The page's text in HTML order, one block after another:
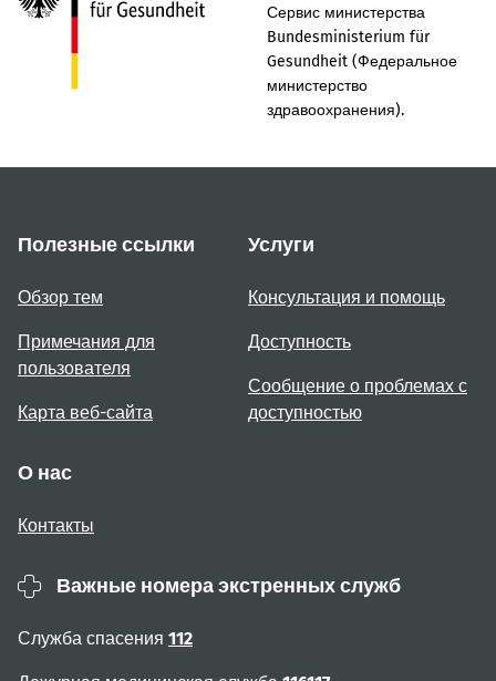
Сервис министерства
Bundesministerium für
Gesundheit (Федеральное
министерство
здравоохранения).
Полезные ссылки
Обзор тем
Примечания для
пользователя
Карта веб-сайта
Услуги
Консультация и помощь
Доступность
Сообщение о проблемах с
доступностью
О нас
Контакты
Важные номера экстренных служб
Служба спасения 112